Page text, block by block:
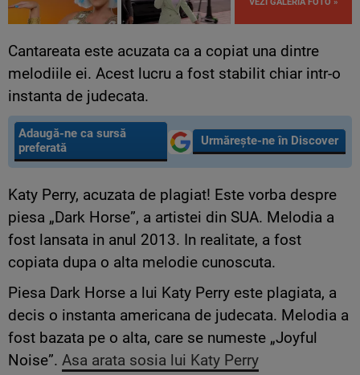
VEZI GALERIA FOTO »
Cantareata este acuzata ca a copiat una dintre
melodiile ei. Acest lucru a fost stabilit chiar intr-o
instanta de judecata.
Adaugă-ne ca sursă
preferată
Urmărește-ne în Discover
Katy Perry, acuzata de plagiat! Este vorba despre
piesa „Dark Horse”, a artistei din SUA. Melodia a
fost lansata in anul 2013. In realitate, a fost
copiata dupa o alta melodie cunoscuta.
Piesa Dark Horse a lui Katy Perry este plagiata, a
decis o instanta americana de judecata. Melodia a
fost bazata pe o alta, care se numeste „Joyful
Noise”. Asa arata sosia lui Katy Perry